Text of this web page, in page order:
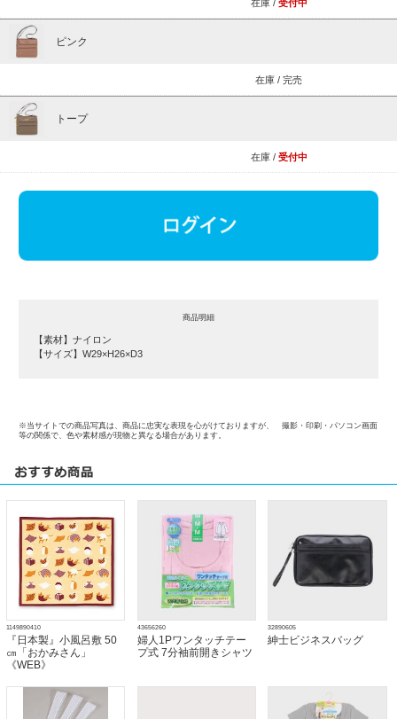
在庫 / 受付中
ピンク
在庫 / 完売
トープ
在庫 / 受付中
商品明細
【素材】ナイロン
【サイズ】W29×H26×D3
※当サイトでの商品写真は、商品に忠実な表現を心がけておりますが、 撮影・印刷・パソコン画面
等の関係で、色や素材感が現物と異なる場合があります。
1149890410
『日本製』小風呂敷 50
㎝「おかみさん」
《WEB》
43656260
婦人1Pワンタッチテー
プ式 7分袖前開きシャツ
32890605
紳士ビジネスバッグ